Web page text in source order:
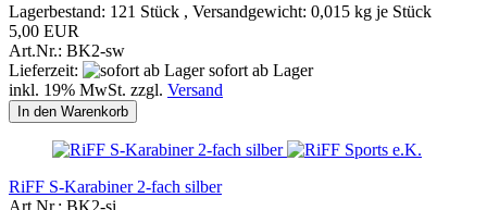
Lagerbestand: 121 Stück , Versandgewicht: 0,015 kg je Stück
5,00 EUR
Art.Nr.: BK2-sw
Lieferzeit:
sofort ab Lager
inkl. 19% MwSt. zzgl. Versand
In den Warenkorb
RiFF S-Karabiner 2-fach silber
Art.Nr.: BK2-si